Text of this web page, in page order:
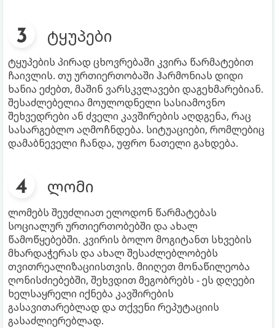
ტყუპები
ტყუპების პირად ცხოვრებაში კვირა წარმატებით
ჩაივლის. თუ ურთიერთობაში ჰარმონიას დიდი
ხანია ეძებთ, მაშინ ვარსკვლავები დაგეხმარებიან.
შესაძლებელია მოულოდნელი სასიამოვნო
შეხვედრები ან ძველი კავშირების აღდგენა, რაც
სასარგებლო აღმოჩნდება. სიტუაციები, რომლებიც
დამაბნეველი ჩანდა, უფრო ნათელი გახდება.
ლომი
ლომებს შეუძლიათ ელოდონ წარმატებას
სოციალურ ურთიერთობებში და ახალ
წამოწყებებში. კვირის ბოლო მოგიტანთ სხვების
მხარდაჭერას და ახალ შესაძლებლობებს
თვითრეალიზაციისთვის. მიიღეთ მონაწილეობა
ღონისძიებებში, შეხვდით მეგობრებს - ეს დღეები
ხელსაყრელი იქნება კავშირების
გასავითარებლად და თქვენი რეპუტაციის
გასაძლიერებლად.